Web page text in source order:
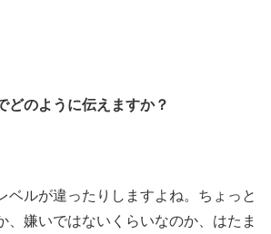
どのように伝えますか？
ベルが違ったりしますよね。ちょっと
、嫌いではないくらいなのか、はたま